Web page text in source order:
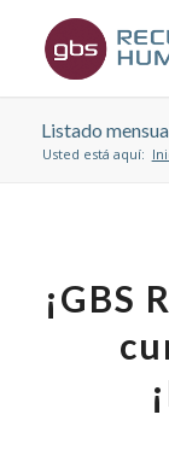
Listado
Usted está aquí:
¡GBS